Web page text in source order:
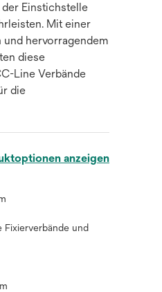
mit der Maus über
Einstichstelle
Mit einer
und hervorragendem
diese
Line Verbände
die
anzeigen
Fixierverbände und